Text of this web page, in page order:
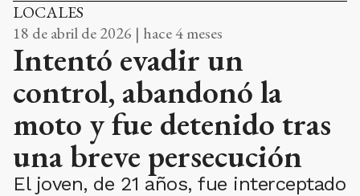
LOCALES
18 de abril de 2026 | hace 4 meses
Intentó evadir un
control, abandonó la
moto y fue detenido tras
una breve persecución
El joven, de 21 años, fue interceptado